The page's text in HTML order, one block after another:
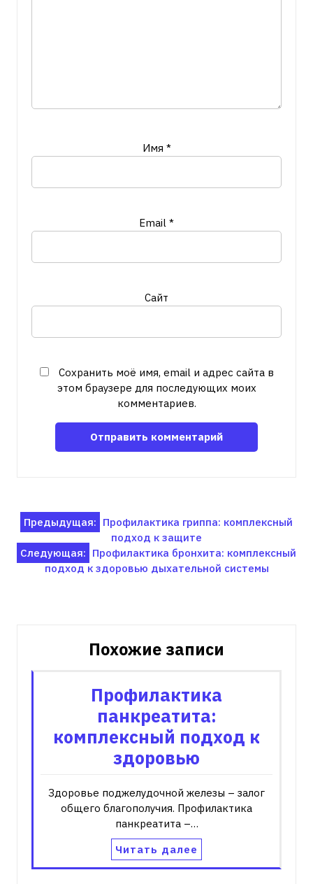
Имя *
Email *
Сайт
Сохранить моё имя, email и адрес сайта в
этом браузере для последующих моих
комментариев.
Навигация
по
записям
Предыдущая: Профилактика гриппа: комплексный
подход к защите
Следующая: Профилактика бронхита: комплексный
подход к здоровью дыхательной системы
Похожие записи
Профилактика
панкреатита:
комплексный подход к
здоровью
Здоровье поджелудочной железы – залог
общего благополучия. Профилактика
панкреатита –…
Читать далее